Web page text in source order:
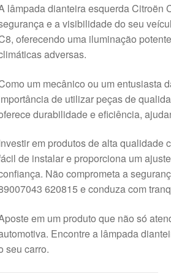
lâmpada dianteira esquerda Citroën
e a visibilidade do seu
oferecendo uma iluminação
adversas.
um mecânico ou um entusiasta
de utilizar peças de
durabilidade e eficiência,
em produtos de alta qualidade
de instalar e proporciona um
Não comprometa a
620815 e conduza com
em um produto que não só
Encontre a lâmpada
seu carro.